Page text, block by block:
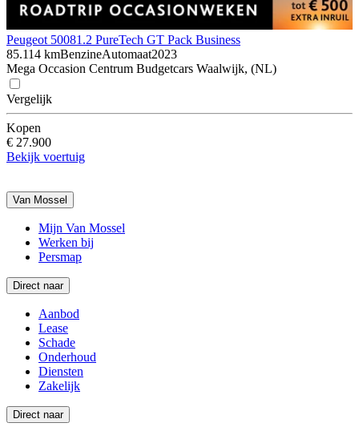
Peugeot 50081.2 PureTech GT Pack Business
85.114 kmBenzineAutomaat2023
Mega Occasion Centrum Budgetcars Waalwijk, (NL)
Vergelijk
Kopen
€ 27.900
Bekijk voertuig
Van Mossel
Mijn Van Mossel
Werken bij
Persmap
Direct naar
Aanbod
Lease
Schade
Onderhoud
Diensten
Zakelijk
Direct naar